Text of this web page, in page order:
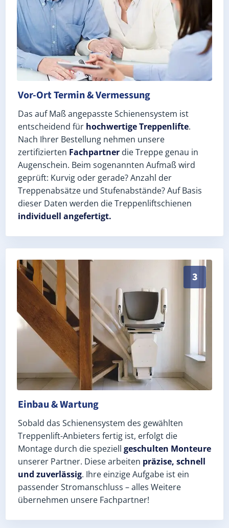
Vor-Ort Termin & Vermessung
Das auf Maß angepasste Schienensystem ist
entscheidend für hochwertige Treppenlifte.
Nach Ihrer Bestellung nehmen unsere
zertifizierten Fachpartner die Treppe genau in
Augenschein. Beim sogenannten Aufmaß wird
geprüft: Kurvig oder gerade? Anzahl der
Treppenabsätze und Stufenabstände? Auf Basis
dieser Daten werden die Treppenliftschienen
individuell angefertigt.
3
Schneller, sauberer Einbau durch zertifizierte
Einbau & Wartung
Sobald das Schienensystem des gewählten
Treppenlift-Anbieters fertig ist, erfolgt die
Montage durch die speziell geschulten Monteure
unserer Partner. Diese arbeiten präzise, schnell
und zuverlässig. Ihre einzige Aufgabe ist ein
passender Stromanschluss – alles Weitere
übernehmen unsere Fachpartner!